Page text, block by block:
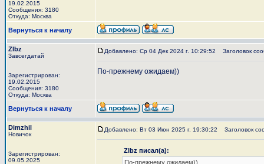
19.02.2015
Сообщения: 3180
Откуда: Москва
Вернуться к началу
Zlbz
Завсегдатай
Зарегистрирован:
19.02.2015
Сообщения: 3180
Откуда: Москва
Добавлено: Ср 04 Дек 2024 г. 10:29:52 Заголовок
По-прежнему ожидаем))
Вернуться к началу
Dimzhil
Новичок
Зарегистрирован:
09.05.2025
Добавлено: Вт 03 Июн 2025 г. 19:30:22 Заголовок
Zlbz писал(а):
По-прежнему ожидаем))